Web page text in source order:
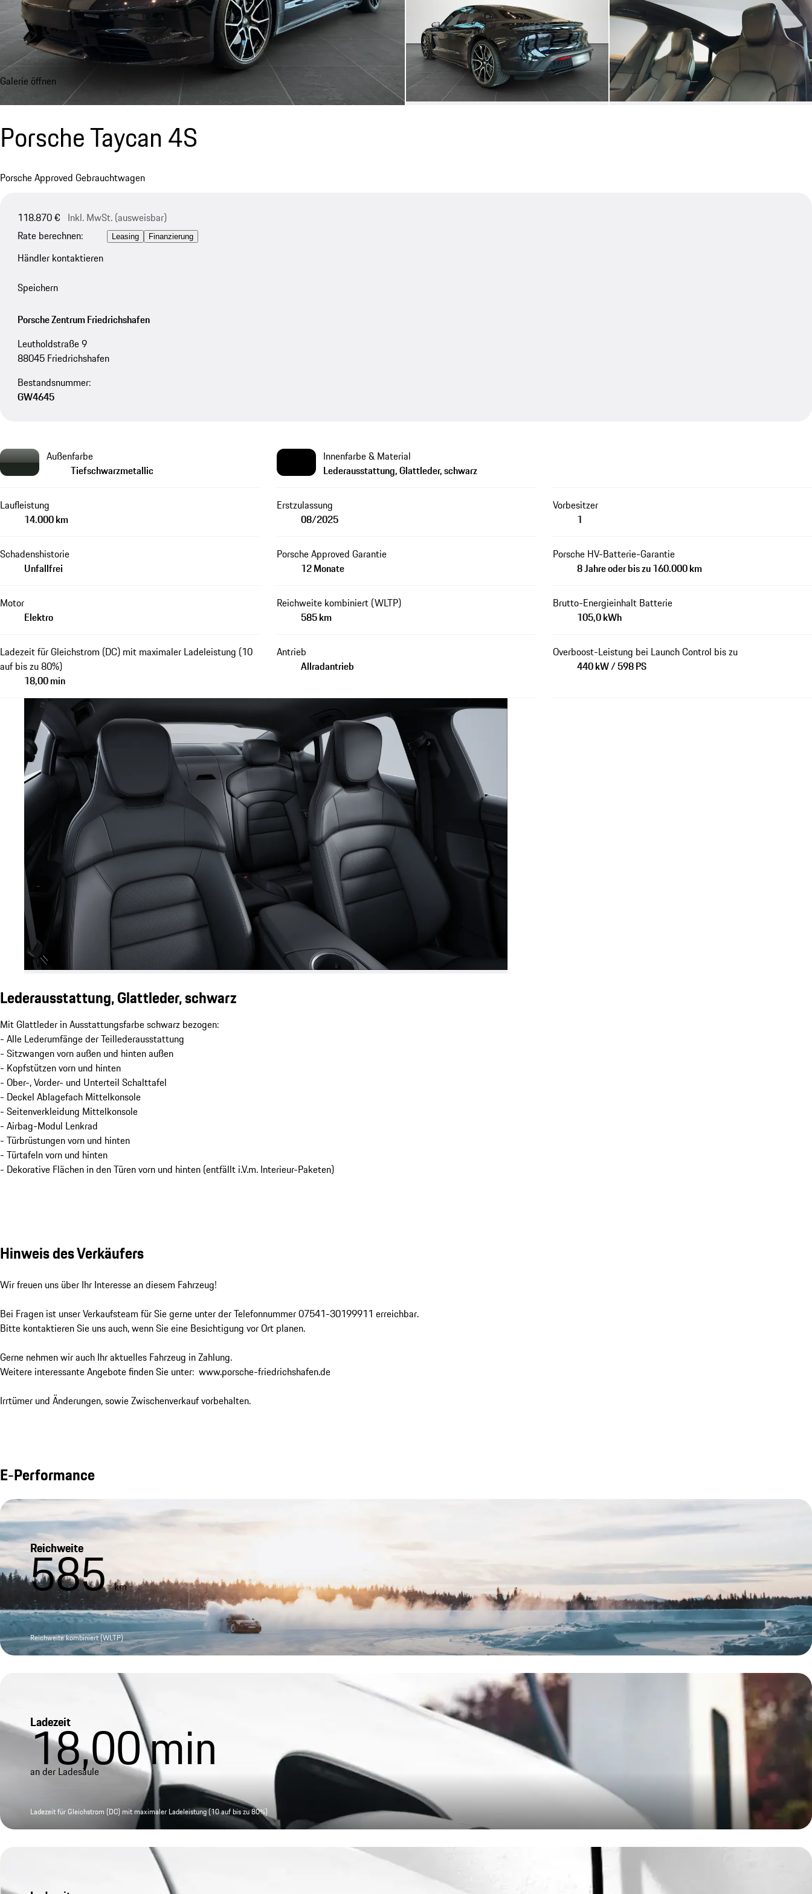
Galerie öffnen
Porsche Taycan 4S
Porsche Approved Gebrauchtwagen
118.870 € Inkl. MwSt. (ausweisbar)
Rate berechnen:
Leasing Finanzierung
Händler kontaktieren
Speichern
Porsche Zentrum Friedrichshafen
Leutholdstraße 9
88045 Friedrichshafen
Bestandsnummer:
GW4645
Außenfarbe
Tiefschwarzmetallic
Innenfarbe & Material
Lederausstattung, Glattleder, schwarz
Laufleistung
14.000 km
Erstzulassung
08/2025
Vorbesitzer
1
Schadenshistorie
Unfallfrei
Porsche Approved Garantie
12 Monate
Porsche HV-Batterie-Garantie
8 Jahre oder bis zu 160.000 km
Motor
Elektro
Reichweite kombiniert (WLTP)
585 km
Brutto-Energieinhalt Batterie
105,0 kWh
Ladezeit für Gleichstrom (DC) mit maximaler Ladeleistung (10
auf bis zu 80%)
18,00 min
Antrieb
Allradantrieb
Overboost-Leistung bei Launch Control bis zu
440 kW / 598 PS
Lederausstattung, Glattleder, schwarz
Mit Glattleder in Ausstattungsfarbe schwarz bezogen:
- Alle Lederumfänge der Teillederausstattung
- Sitzwangen vorn außen und hinten außen
- Kopfstützen vorn und hinten
- Ober-, Vorder- und Unterteil Schalttafel
- Deckel Ablagefach Mittelkonsole
- Seitenverkleidung Mittelkonsole
- Airbag-Modul Lenkrad
- Türbrüstungen vorn und hinten
- Türtafeln vorn und hinten
- Dekorative Flächen in den Türen vorn und hinten (entfällt i.V.m. Interieur-Paketen)
Hinweis des Verkäufers
Wir freuen uns über Ihr Interesse an diesem Fahrzeug!
Bei Fragen ist unser Verkaufsteam für Sie gerne unter der Telefonnummer 07541-30199911 erreichbar.
Bitte kontaktieren Sie uns auch, wenn Sie eine Besichtigung vor Ort planen.
Gerne nehmen wir auch Ihr aktuelles Fahrzeug in Zahlung.
Weitere interessante Angebote finden Sie unter:  www.porsche-friedrichshafen.de
Irrtümer und Änderungen, sowie Zwischenverkauf vorbehalten.
E-Performance
Reichweite
585 km
Reichweite kombiniert (WLTP)
Ladezeit
18,00min
an der Ladesäule
Ladezeit für Gleichstrom (DC) mit maximaler Ladeleistung (10 auf bis zu 80%)